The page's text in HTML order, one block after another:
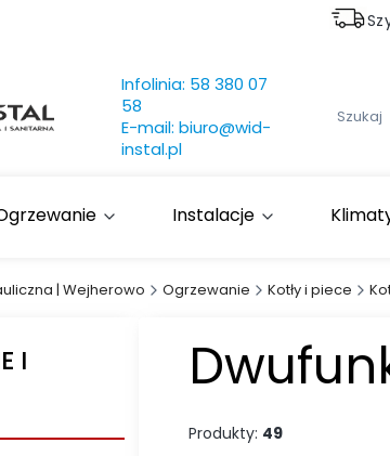
Infolinia: 58 380 07
58
E-mail: biuro@wid-
instal.pl
Instalacje
| Wejherowo Ogrzewanie Kotły i piece
I
Produkty: 49